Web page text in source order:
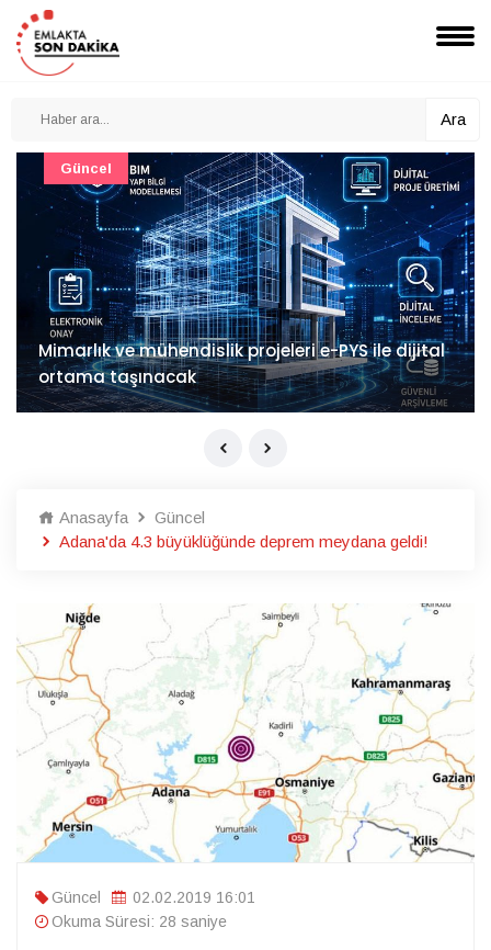
Ara
Mimarlık ve mühendislik projeleri e-PYS ile dijital
ortama taşınacak
Güncel
Anasayfa
Güncel
Adana'da 4.3 büyüklüğünde deprem meydana geldi!
Güncel
02.02.2019 16:01
Okuma Süresi: 28 saniye